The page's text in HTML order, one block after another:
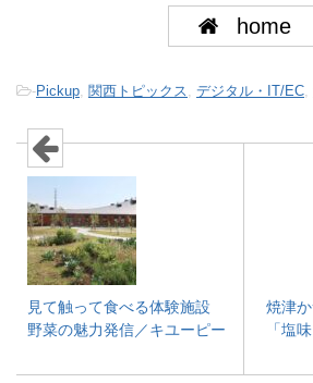
home
-Pickup, 関西トピックス, デジタル・IT/EC,
見て触って食べる体験施設
野菜の魅力発信／キユーピー
焼津
「塩